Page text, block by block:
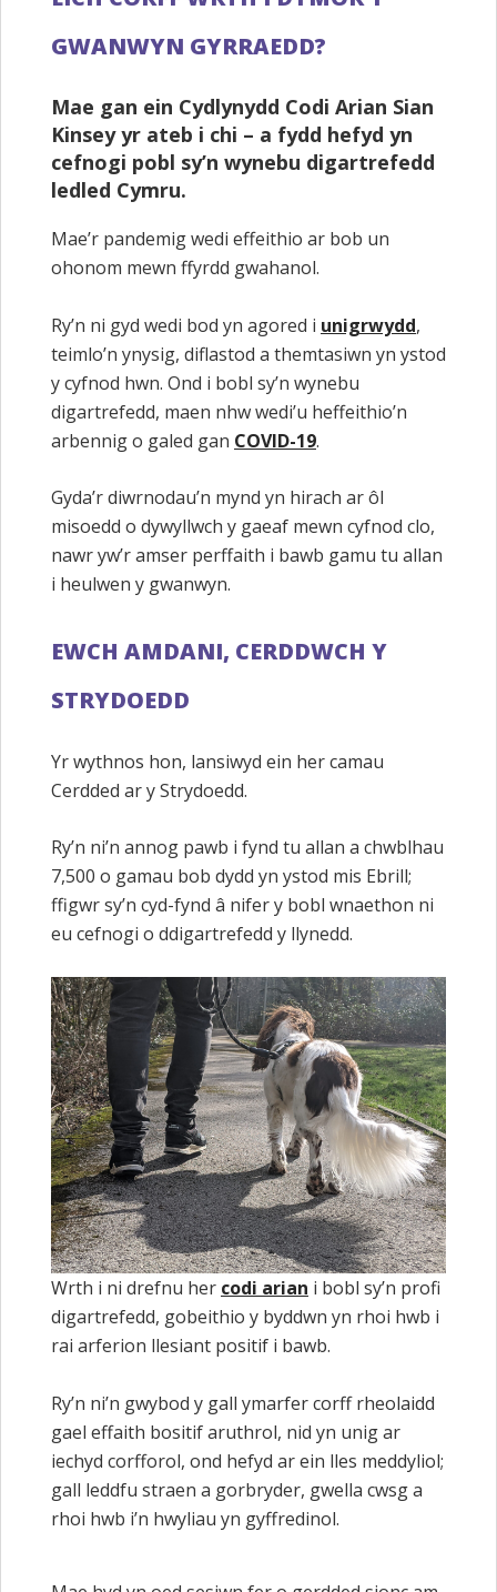
GWANWYN GYRRAEDD?
Mae gan ein Cydlynydd Codi Arian Sian
Kinsey yr ateb i chi – a fydd hefyd yn
cefnogi pobl sy’n wynebu digartrefedd
ledled Cymru.
Mae’r pandemig wedi effeithio ar bob un
ohonom mewn ffyrdd gwahanol.
Ry’n ni gyd wedi bod yn agored i unigrwydd,
teimlo’n ynysig, diflastod a themtasiwn yn ystod
y cyfnod hwn. Ond i bobl sy’n wynebu
digartrefedd, maen nhw wedi’u heffeithio’n
arbennig o galed gan COVID-19.
Gyda’r diwrnodau’n mynd yn hirach ar ôl
misoedd o dywyllwch y gaeaf mewn cyfnod clo,
nawr yw’r amser perffaith i bawb gamu tu allan
i heulwen y gwanwyn.
EWCH AMDANI, CERDDWCH Y
STRYDOEDD
Yr wythnos hon, lansiwyd ein her camau
Cerdded ar y Strydoedd.
Ry’n ni’n annog pawb i fynd tu allan a chwblhau
7,500 o gamau bob dydd yn ystod mis Ebrill;
ffigwr sy’n cyd-fynd â nifer y bobl wnaethon ni
eu cefnogi o ddigartrefedd y llynedd.
Wrth i ni drefnu her codi arian i bobl sy’n profi
digartrefedd, gobeithio y byddwn yn rhoi hwb i
rai arferion llesiant positif i bawb.
Ry’n ni’n gwybod y gall ymarfer corff rheolaidd
gael effaith bositif aruthrol, nid yn unig ar
iechyd corfforol, ond hefyd ar ein lles meddyliol;
gall leddfu straen a gorbryder, gwella cwsg a
rhoi hwb i’n hwyliau yn gyffredinol.